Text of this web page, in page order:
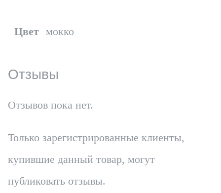
Цвет мокко
Отзывы
Отзывов пока нет.
Только зарегистрированные клиенты,
купившие данный товар, могут
публиковать отзывы.